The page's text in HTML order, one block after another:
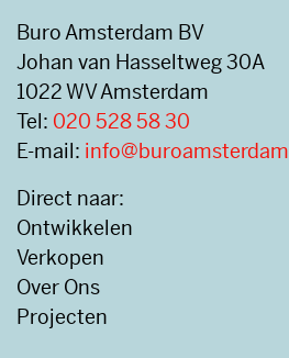
Buro Amsterdam BV
Johan van Hasseltweg 30A
1022 WV Amsterdam
Tel: 020 528 58 30
E-mail:
Direct naar:
Ontwikkelen
Verkopen
Over Ons
Projecten